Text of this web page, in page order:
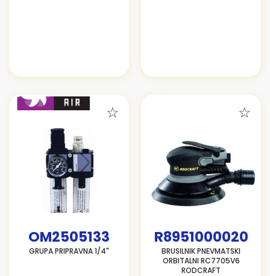
OM2505133
GRUPA PRIPRAVNA 1/4"
R8951000020
BRUSILNIK PNEVMATSKI
ORBITALNI RC7705V6
RODCRAFT